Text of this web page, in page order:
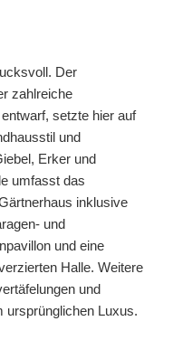
Der
zahlreiche
setzte hier auf
und
Erker und
umfasst das
inklusive
und
und eine
Halle. Weitere
und
ursprünglichen Luxus.